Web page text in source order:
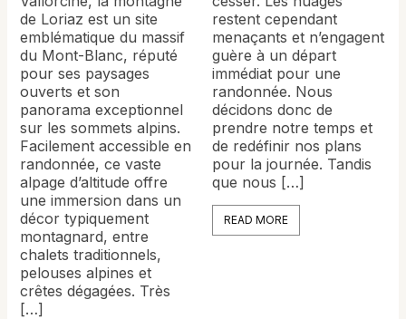
de Loriaz est un site
emblématique du massif
du Mont-Blanc, réputé
pour ses paysages
ouverts et son
panorama exceptionnel
sur les sommets alpins.
Facilement accessible en
randonnée, ce vaste
alpage d’altitude offre
une immersion dans un
décor typiquement
montagnard, entre
chalets traditionnels,
pelouses alpines et
crêtes dégagées. Très
[…]
restent cependant
menaçants et n’engagent
guère à un départ
immédiat pour une
randonnée. Nous
décidons donc de
prendre notre temps et
de redéfinir nos plans
pour la journée. Tandis
que nous […]
READ MORE